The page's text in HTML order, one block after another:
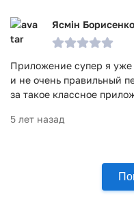
Ясмін Борисенко
Приложение супер я уже
и не очень правильный
за такое классное
5 лет назад